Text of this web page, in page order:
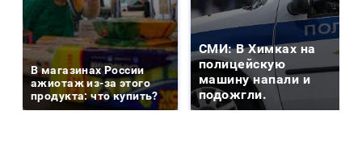
В магазинах России
ажиотаж из-за этого
продукта: что купить?
СМИ: В Химках на
полицейскую
машину напали и
подожгли.